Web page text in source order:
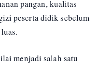
pangan, kualitas
peserta didik sebelum
menjadi salah satu